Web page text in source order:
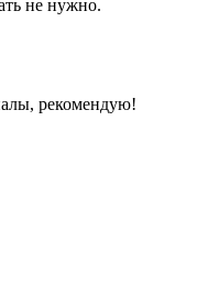
не нужно.
рекомендую!